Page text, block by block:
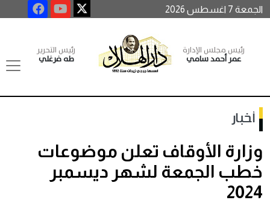
الجمعة 7 اغسطس 2026
رئيس مجلس الإدارة
عمر أحمد سامي
رئيس التحرير
طه فرغلي
أخبار
وزارة الأوقاف تعلن موضوعات
خطب الجمعة لشهر ديسمبر
2024